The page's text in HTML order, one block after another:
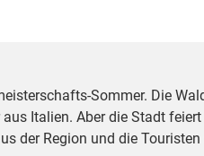
Sommer. Die
Italien. Aber die Stadt
der Region und die Touristen